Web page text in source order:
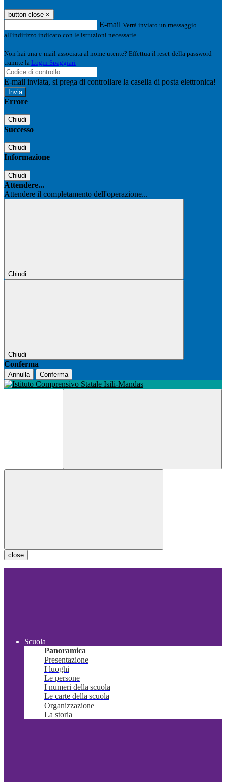
button close ×
E-mail Verrà inviato un messaggio
all'indirizzo indicato con le istruzioni necessarie.
Non hai una e-mail associata al nome utente? Effettua il reset della password
tramite la Login Spaggiari
E-mail inviata, si prega di controllare la casella di posta elettronica!
Errore
Chiudi
Successo
Chiudi
Informazione
Chiudi
Attendere...
Attendere il completamento dell'operazione...
Chiudi
Chiudi
Conferma
Annulla Conferma
close
Scuola
Panoramica
Presentazione
I luoghi
Le persone
I numeri della scuola
Le carte della scuola
Organizzazione
La storia